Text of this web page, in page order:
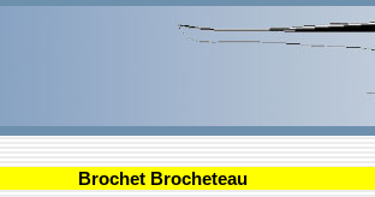
Brochet Brocheteau